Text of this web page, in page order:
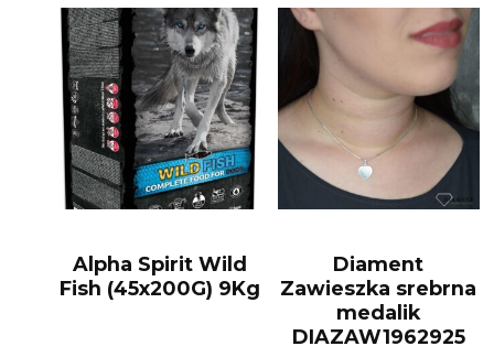
Alpha Spirit Wild
Fish (45x200G) 9Kg
Diament
Zawieszka srebrna
medalik
DIAZAW1962925